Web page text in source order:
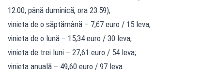
12:00, până duminică, ora 23:59);
vinieta de o săptămână – 7,67 euro / 15 leva;
vinieta de o lună – 15,34 euro / 30 leva;
vinieta de trei luni – 27,61 euro / 54 leva;
vinieta anuală – 49,60 euro / 97 leva.